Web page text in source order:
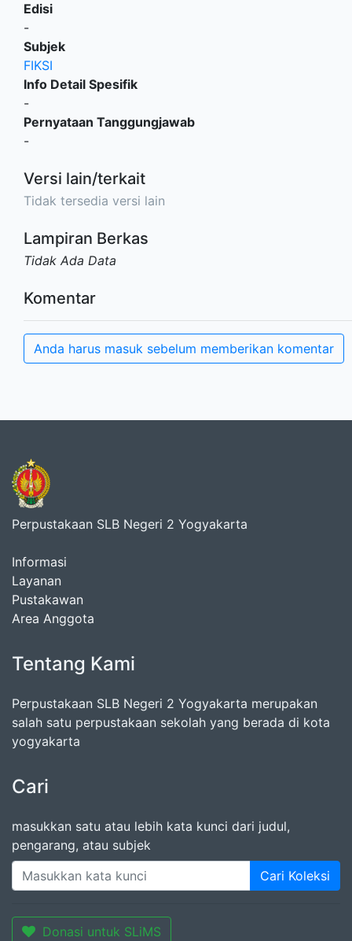
Edisi
-
Subjek
FIKSI
Info Detail Spesifik
-
Pernyataan Tanggungjawab
-
Versi lain/terkait
Tidak tersedia versi lain
Lampiran Berkas
Tidak Ada Data
Komentar
Anda harus masuk sebelum memberikan komentar
Perpustakaan SLB Negeri 2 Yogyakarta
Informasi
Layanan
Pustakawan
Area Anggota
Tentang Kami
Perpustakaan SLB Negeri 2 Yogyakarta merupakan
salah satu perpustakaan sekolah yang berada di kota
yogyakarta
Cari
masukkan satu atau lebih kata kunci dari judul,
pengarang, atau subjek
Cari Koleksi
Donasi untuk SLiMS